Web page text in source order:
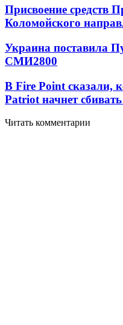
Присвоение средств
Коломойского
Украина поставила
СМИ2800
В Fire Point сказали,
Patriot начнет
Читать комментарии